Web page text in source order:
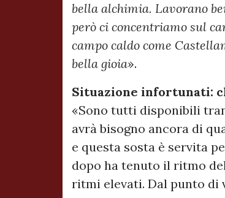
bella alchimia. Lavorano
però ci concentriamo sul
campo caldo come
bella gioia».
Situazione infortunati:
«Sono tutti disponibili
avrà bisogno ancora di
e questa sosta è servita
dopo ha tenuto il ritmo
ritmi elevati. Dal punto di